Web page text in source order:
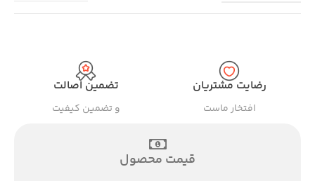
رضایت مشتریان
افتخار ماست
تضمین اصالت
و تضمین کیفیت
قیمت محصول